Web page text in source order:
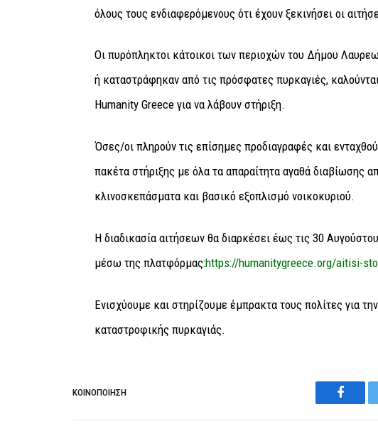
όλους τους ενδιαφερόμενους ότι έχουν ξεκινήσει οι
Οι πυρόπληκτοι κάτοικοι των περιοχών του Δήμου
ή καταστράφηκαν από τις πρόσφατες πυρκαγιές,
Humanity Greece για να λάβουν στήριξη.
Όσες/οι πληρούν τις επίσημες προδιαγραφές και
πακέτα στήριξης με όλα τα απαραίτητα αγαθά διαβίωσης
κλινοσκεπάσματα και βασικό εξοπλισμό νοικοκυριού.
Η διαδικασία αιτήσεων θα διαρκέσει έως τις 30
μέσω της πλατφόρμας:https://humanitygreece.org/aitisi-
Ενισχύουμε και στηρίζουμε έμπρακτα τους πολίτες για
καταστροφικής πυρκαγιάς.
ΚΟΙΝΟΠΟΊΗΣΗ